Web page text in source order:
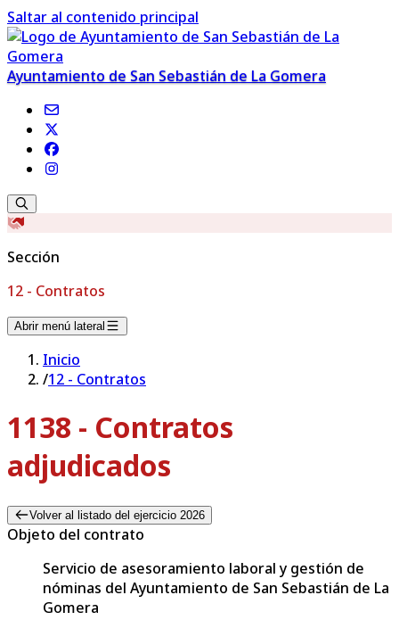
Saltar al contenido principal
Ayuntamiento de San Sebastián de La Gomera
Sección
12 - Contratos
Abrir menú lateral
Inicio
/12 - Contratos
1138 - Contratos
adjudicados
Volver al listado del ejercicio 2026
Objeto del contrato
Servicio de asesoramiento laboral y gestión de
nóminas del Ayuntamiento de San Sebastián de La
Gomera